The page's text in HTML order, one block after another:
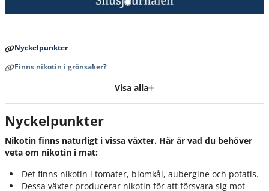
Nyckelpunkter
Finns nikotin i grönsaker?
Vilken grönsak har mest nikotin i sig?
Nikotin i tomat vs en prilla
Nikotinets effekter när man äter det i mat
Är det säkert att äta nikotin i mat?
Källor
Visa alla
Nyckelpunkter
Nikotin finns naturligt i vissa växter. Här är vad du behöver
veta om nikotin i mat:
Det finns nikotin i tomater, blomkål, aubergine och potatis.
Dessa växter producerar nikotin för att försvara sig mot